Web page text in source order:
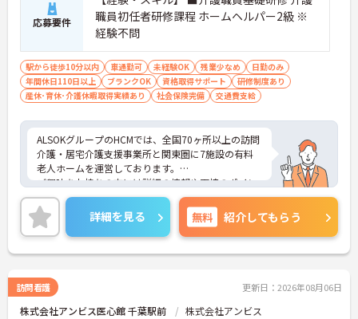
応募要件
職員初任者研修課程 ホームヘルパー2級 ※
経験不問
駅から徒歩10分以内 車通勤可 未経験OK 残業少なめ
日勤のみ
年間休日110日以上
ブランクOK 資格取得サポート
研修制度あり
産休･育休･介護休暇取得実績あり
社会保険完備 交通費支給
ALSOKグループのHCMでは、全国70ヶ所以上の訪問
介護・居宅介護支援事業所と関東圏に7施設の有料
老人ホームを運営しております。
ご興味をお持ちの方には詳細の情報や面接のポイン
トをお伝えしますのでお気軽にお問い合わせくださ
いませ。
詳細を見る 無料 紹介してもらう
訪問看護 更新日：2026年08月06日
株式会社アンビス医心館 千葉駅前 株式会社アンビス